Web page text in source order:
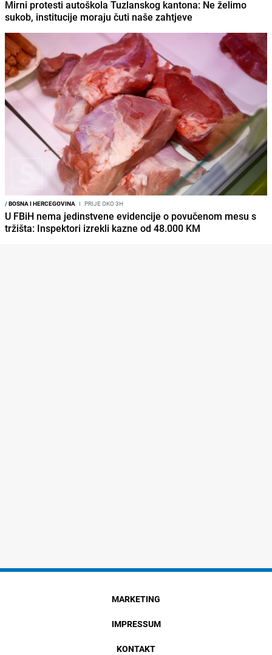
Mirni protesti autoškola Tuzlanskog kantona: Ne želimo
sukob, institucije moraju čuti naše zahtjeve
/BOSNA I HERCEGOVINA I PRIJE OKO 3H
U FBiH nema jedinstvene evidencije o povučenom mesu s
tržišta: Inspektori izrekli kazne od 48.000 KM
MARKETING
IMPRESSUM
KONTAKT